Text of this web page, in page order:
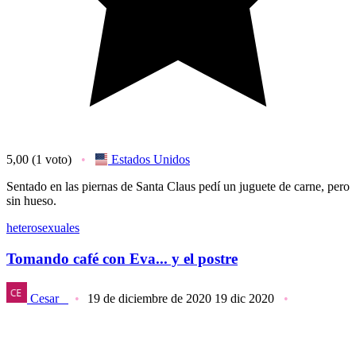
5,00 (1 voto)
Estados Unidos
Sentado en las piernas de Santa Claus pedí un juguete de carne, pero
sin hueso.
heterosexuales
Tomando café con Eva... y el postre
Cesar_ 19 de diciembre de 2020 19 dic 2020